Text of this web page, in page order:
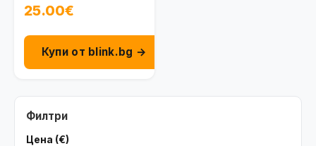
Филтри
Цена (€)
очила 8-10 г.
25.00€
Купи от blink.bg →